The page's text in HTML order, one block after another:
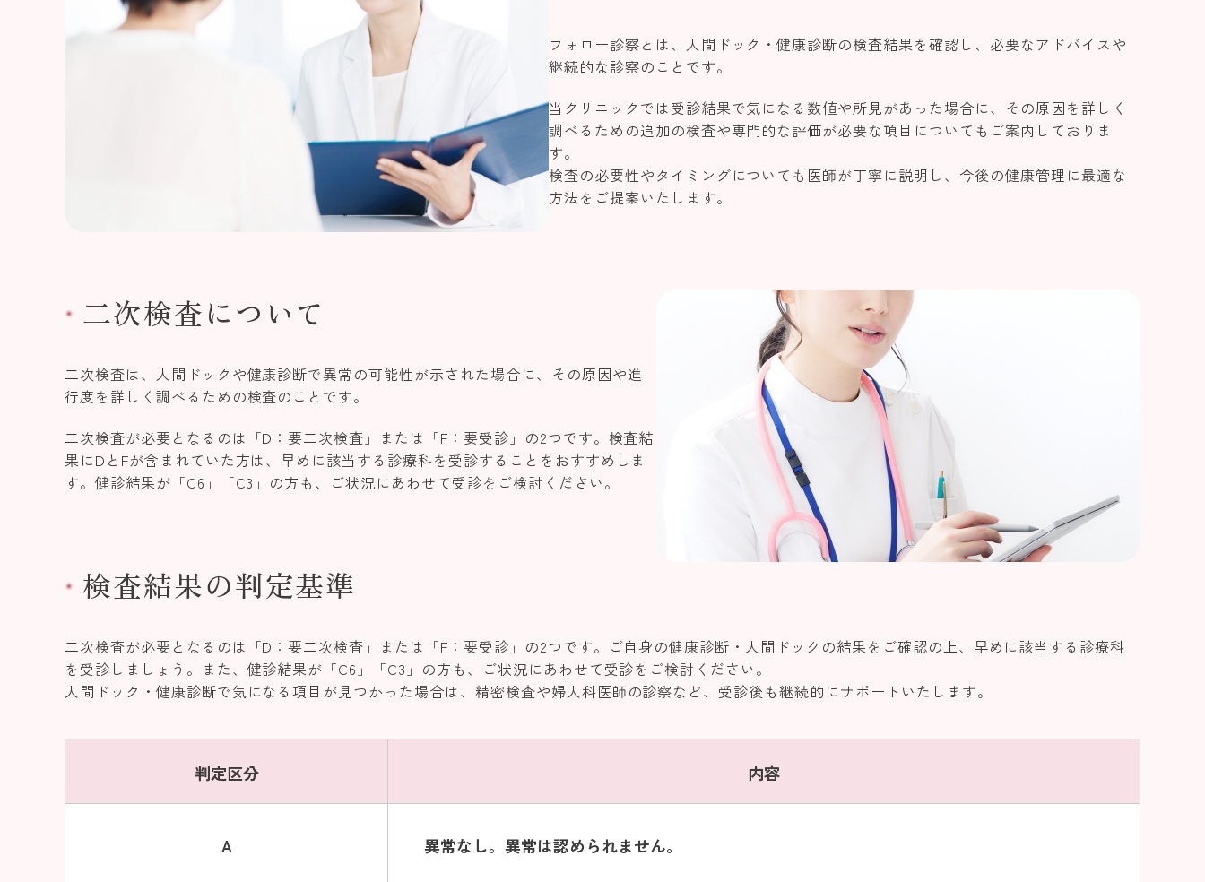
フォロー診察とは、人間ドック・健康診断の検査結果を確認し、必要なアドバイスや
継続的な診察のことです。
当クリニックでは受診結果で気になる数値や所見があった場合に、その原因を詳しく
調べるための追加の検査や専門的な評価が必要な項目についてもご案内しておりま
す。
検査の必要性やタイミングについても医師が丁寧に説明し、今後の健康管理に最適な
方法をご提案いたします。
二次検査について
二次検査は、人間ドックや健康診断で異常の可能性が示された場合に、その原因や進
行度を詳しく調べるための検査のことです。
二次検査が必要となるのは「D：要二次検査」または「F：要受診」の2つです。検査結
果にDとFが含まれていた方は、早めに該当する診療科を受診することをおすすめしま
す。健診結果が「C6」「C3」の方も、ご状況にあわせて受診をご検討ください。
検査結果の判定基準
二次検査が必要となるのは「D：要二次検査」または「F：要受診」の2つです。ご自身の健康診断・人間ドックの結果をご確認の上、早めに該当する診療科
を受診しましょう。また、健診結果が「C6」「C3」の方も、ご状況にあわせて受診をご検討ください。
人間ドック・健康診断で気になる項目が見つかった場合は、精密検査や婦人科医師の診察など、受診後も継続的にサポートいたします。
判定区分 内容
A 異常なし。異常は認められません。